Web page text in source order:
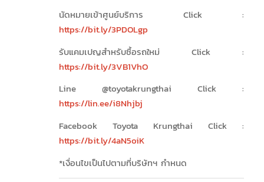
นัดหมายเข้าศูนย์บริการ Click :
https://bit.ly/3PDOLgp
รับแคมเปญสำหรับซื้อรถใหม่ Click :
https://bit.ly/3VB1VhO
Line @toyotakrungthai Click :
https://lin.ee/i8Nhjbj
Facebook Toyota Krungthai Click :
https://bit.ly/4aN5oiK
*เงื่อนไขเป็นไปตามที่บริษัทฯ กำหนด